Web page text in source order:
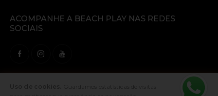
ACOMPANHE A BEACH PLAY NAS REDES
SOCIAIS